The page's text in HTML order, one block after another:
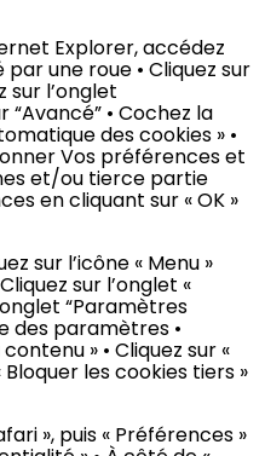
Explorer, accédez
par une roue • Cliquez sur
sur l’onglet
“Avancé” • Cochez la
des cookies » •
Vos préférences et
et/ou tierce partie
en cliquant sur « OK »
sur l’icône « Menu »
sur l’onglet «
“Paramètres
des paramètres •
» • Cliquez sur «
Bloquer les cookies tiers »
», puis « Préférences »